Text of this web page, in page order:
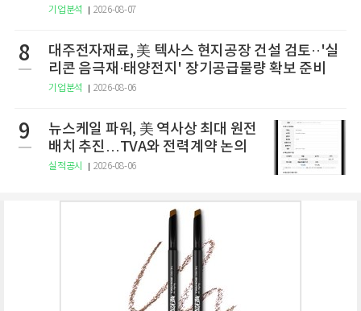
기업분석 2026-08-07
8
대주전자재료, 美 텍사스 현지공장 건설 검토··'실
리콘 음극재·태양전지' 장기공급물량 확보 준비
기업분석 2026-08-06
9
뉴스케일 파워, 美 역사상 최대 원전
배치 추진…TVA와 전력계약 논의
실적공시 2026-08-06